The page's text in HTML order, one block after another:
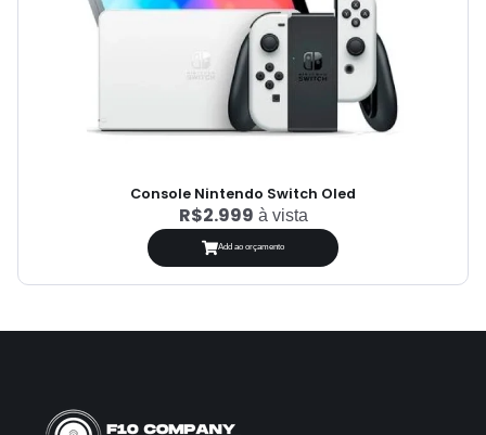
Console Nintendo Switch Oled
R$2.999 à vista
Add ao orçamento